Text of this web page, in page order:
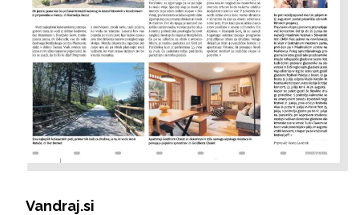
Vandraj.si